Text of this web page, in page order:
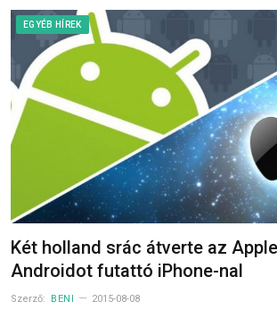
EGYÉB HÍREK
Két holland srác átverte az
Androidot futattó iPhone-nal
Szerző: BENI 2015-08-08